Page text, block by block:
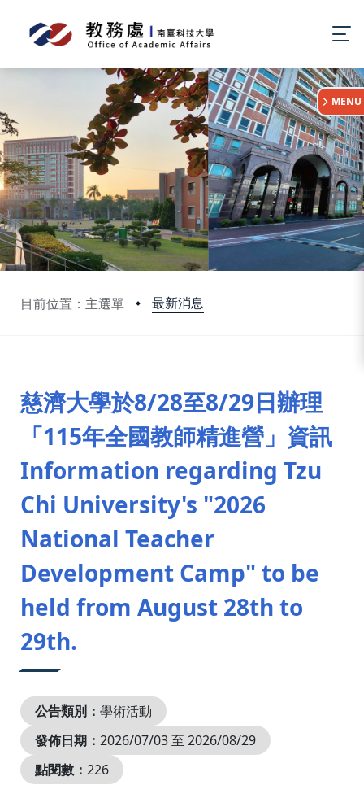
目前位置：主選單 最新消息
:::
MENU
慈濟大學於8/28至8/29日辦理
「115年全國教師精進營」資訊
Information regarding Tzu
Chi University's "2026
National Teacher
Development Camp" to be
held from August 28th to
29th.
公告類別： 學術活動
發佈日期： 2026/07/03 至 2026/08/29
點閱數： 226